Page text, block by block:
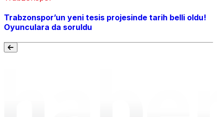
Trabzonspor’un yeni tesis projesinde tarih belli oldu!
Oyunculara da soruldu